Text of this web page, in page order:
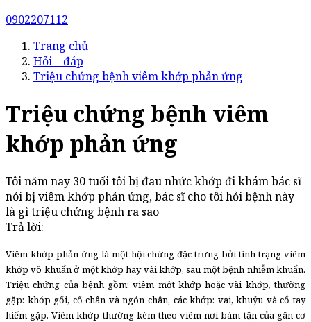
0902207112
Trang chủ
Hỏi – đáp
Triệu chứng bệnh viêm khớp phản ứng
Triệu chứng bệnh viêm
khớp phản ứng
Tôi năm nay 30 tuổi tôi bị đau nhức khớp đi khám bác sĩ
nói bị viêm khớp phản ứng, bác sĩ cho tôi hỏi bệnh này
là gì triệu chứng bệnh ra sao
Trả lời:
Viêm khớp phản ứng là một hội chứng đặc trưng bởi tình trạng viêm
khớp vô khuẩn ở một khớp hay vài khớp, sau một bệnh nhiễm khuẩn.
Triệu chứng của bệnh gồm: viêm một khớp hoặc vài khớp, thường
gặp: khớp gối, cổ chân và ngón chân, các khớp: vai, khuỷu và cổ tay
hiếm gặp. Viêm khớp thường kèm theo viêm nơi bám tận của gân cơ